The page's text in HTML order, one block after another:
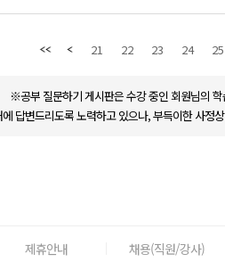
21 22 23 24 25
※공부 질문하기 게시판은 수강 중인 회원님의
답변드리도록 노력하고 있으나, 부득이한 사정
제휴안내 채용(직원/강사)